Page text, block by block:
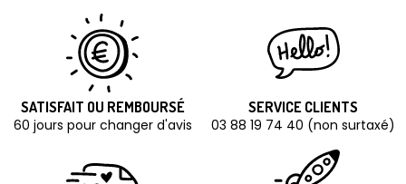
SATISFAIT OU REMBOURSÉ
60 jours pour changer d'avis
SERVICE CLIENTS
03 88 19 74 40 (non surtaxé)